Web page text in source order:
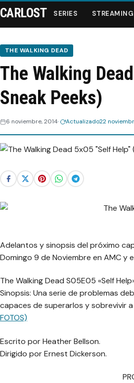
Series
Streaming
Webisodios
CARLOST SERIES STREAMING
THE WALKING DEAD
The Walking
Sneak Peeks)
6 noviembre, 2014 Actualizado22
Adelantos y sinopsis del próximo
Domingo 9 de Noviembre en AMC y
The Walking Dead S05E05 «Self
Sinopsis: Una serie de problemas
capaces de superarlos y sobrevivir
FOTOS)
Escrito por Heather Bellson.
Dirigido por Ernest Dickerson.